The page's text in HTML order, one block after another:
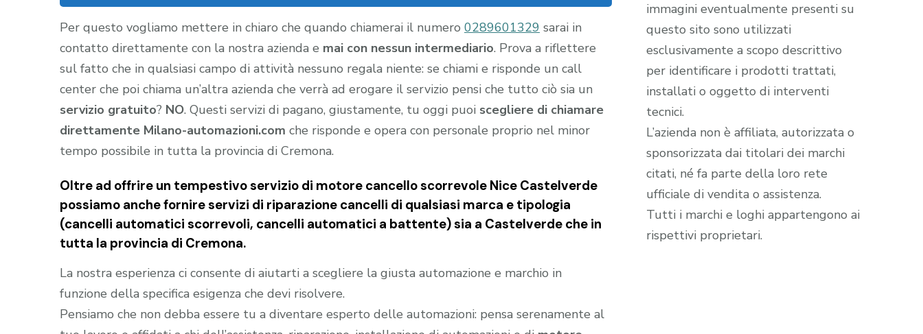
Per questo vogliamo mettere in chiaro che quando chiamerai il numero 0289601329 sarai in
contatto direttamente con la nostra azienda e mai con nessun intermediario. Prova a riflettere
sul fatto che in qualsiasi campo di attività nessuno regala niente: se chiami e risponde un call
center che poi chiama un’altra azienda che verrà ad erogare il servizio pensi che tutto ciò sia un
servizio gratuito? NO. Questi servizi di pagano, giustamente, tu oggi puoi scegliere di chiamare
direttamente Milano-automazioni.com che risponde e opera con personale proprio nel minor
tempo possibile in tutta la provincia di Cremona.
Oltre ad offrire un tempestivo servizio di motore cancello scorrevole Nice Castelverde
possiamo anche fornire servizi di riparazione cancelli di qualsiasi marca e tipologia
(cancelli automatici scorrevoli, cancelli automatici a battente) sia a Castelverde che in
tutta la provincia di Cremona.
La nostra esperienza ci consente di aiutarti a scegliere la giusta automazione e marchio in
funzione della specifica esigenza che devi risolvere.
Pensiamo che non debba essere tu a diventare esperto delle automazioni: pensa serenamente al
immagini eventualmente presenti su
questo sito sono utilizzati
esclusivamente a scopo descrittivo
per identificare i prodotti trattati,
installati o oggetto di interventi
tecnici.
L’azienda non è affiliata, autorizzata o
sponsorizzata dai titolari dei marchi
citati, né fa parte della loro rete
ufficiale di vendita o assistenza.
Tutti i marchi e loghi appartengono ai
rispettivi proprietari.